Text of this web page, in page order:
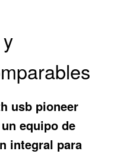
usb pioneer
equipo de
integral para